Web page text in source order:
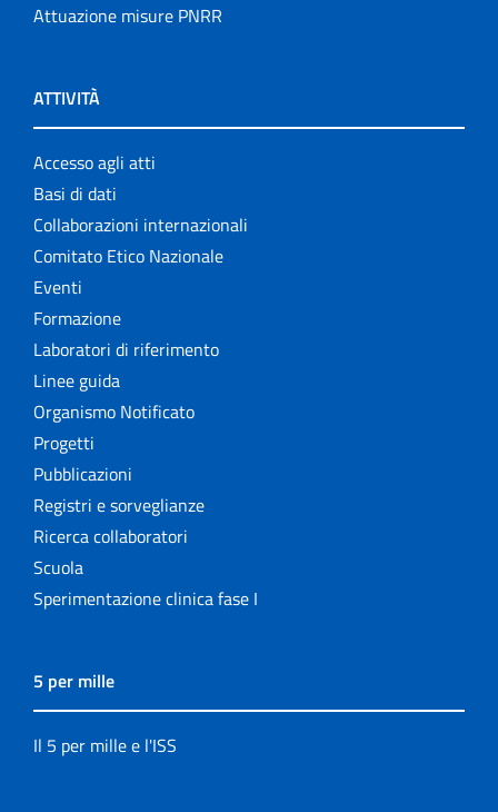
Attuazione misure PNRR
ATTIVITÀ
Accesso agli atti
Basi di dati
Collaborazioni internazionali
Comitato Etico Nazionale
Eventi
Formazione
Laboratori di riferimento
Linee guida
Organismo Notificato
Progetti
Pubblicazioni
Registri e sorveglianze
Ricerca collaboratori
Scuola
Sperimentazione clinica fase I
5 per mille
Il 5 per mille e l'ISS